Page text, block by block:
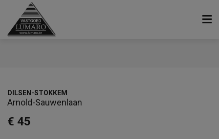
€ 45
DILSEN-STOKKEM
Arnold-Sauwenlaan